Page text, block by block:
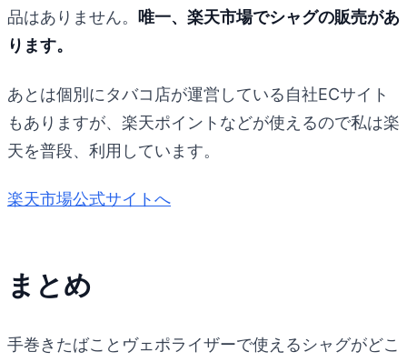
品はありません。 唯一、楽天市場でシャグの販売があ
ります。
あとは個別にタバコ店が運営している自社ECサイト
もありますが、楽天ポイントなどが使えるので私は楽
天を普段、利用しています。
楽天市場公式サイトへ
まとめ
手巻きたばことヴェポライザーで使えるシャグがどこ